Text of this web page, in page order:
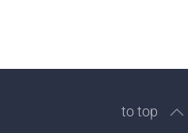
to top